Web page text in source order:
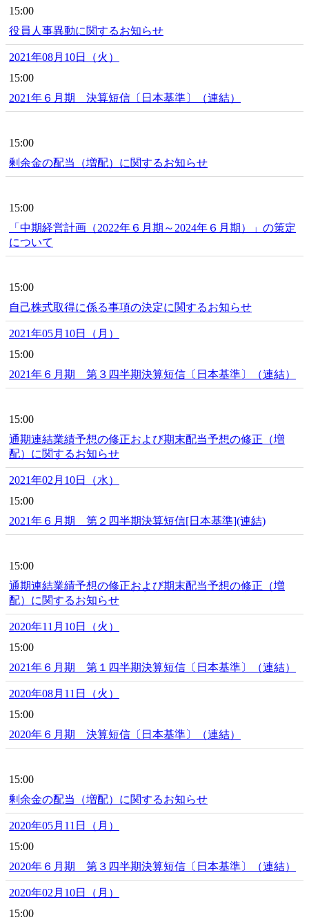
15:00
役員人事異動に関するお知らせ
2021年08月10日（火）
15:00
2021年６月期 決算短信〔日本基準〕（連結）
15:00
剰余金の配当（増配）に関するお知らせ
15:00
「中期経営計画（2022年６月期～2024年６月期）」の策定
について
15:00
自己株式取得に係る事項の決定に関するお知らせ
2021年05月10日（月）
15:00
2021年６月期 第３四半期決算短信〔日本基準〕（連結）
15:00
通期連結業績予想の修正および期末配当予想の修正（増
配）に関するお知らせ
2021年02月10日（水）
15:00
2021年６月期 第２四半期決算短信[日本基準](連結)
15:00
通期連結業績予想の修正および期末配当予想の修正（増
配）に関するお知らせ
2020年11月10日（火）
15:00
2021年６月期 第１四半期決算短信〔日本基準〕（連結）
2020年08月11日（火）
15:00
2020年６月期 決算短信〔日本基準〕（連結）
15:00
剰余金の配当（増配）に関するお知らせ
2020年05月11日（月）
15:00
2020年６月期 第３四半期決算短信〔日本基準〕（連結）
2020年02月10日（月）
15:00